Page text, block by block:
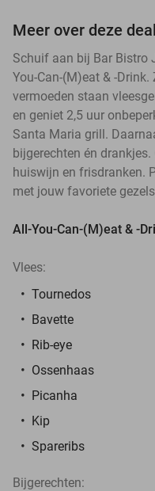
Meer over deze deal
Schuif aan bij Bar Bistro
You-Can-(M)eat & -
vermoeden staan
en geniet 2,5 uur
Santa Maria grill.
bijgerechten én
huiswijn en frisdranken.
met jouw favoriete
All-You-Can-(M)eat & -
Vlees:
Tournedos
Bavette
Rib-eye
Ossenhaas
Picanha
Kip
Spareribs
Bijgerechten: